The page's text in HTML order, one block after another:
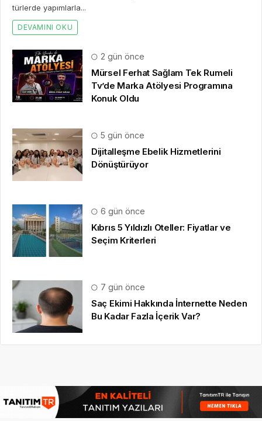
türlerde yapımlarla...
DEVAMINI OKU
2 gün önce
Mürsel Ferhat Sağlam Tek Rumeli
Tv’de Marka Atölyesi Programına
Konuk Oldu
5 gün önce
Dijitalleşme Ebelik Hizmetlerini
Dönüştürüyor
6 gün önce
Kıbrıs 5 Yıldızlı Oteller: Fiyatlar ve
Seçim Kriterleri
7 gün önce
Saç Ekimi Hakkında İnternette Neden
Bu Kadar Fazla İçerik Var?